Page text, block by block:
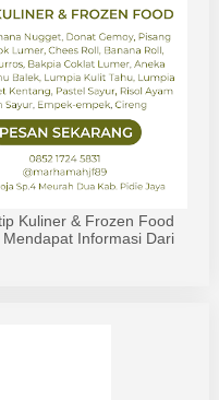
Kuliner & Frozen Food
Informasi Dari